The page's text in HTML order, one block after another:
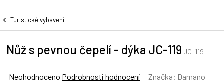
Turistické vybavení
Nůž s pevnou čepelí - dýka JC-119 JC-119
Průměrné
Neohodnoceno Podrobnosti hodnocení Značka: Damano